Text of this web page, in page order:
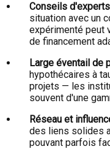
Conseils
situation avec un
expérimenté peut
de financement
Large éventail de
hypothécaires à
projets — les
souvent d'une
Réseau et
des liens solides
pouvant parfois